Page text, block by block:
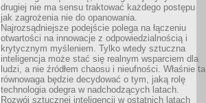
drugiej nie ma sensu traktować każdego postępu
jak zagrożenia nie do opanowania.
Najrozsądniejsze podejście polega na łączeniu
otwartości na innowacje z odpowiedzialnością i
krytycznym myśleniem. Tylko wtedy sztuczna
inteligencja może stać się realnym wsparciem dla
ludzi, a nie źródłem chaosu i nieufności. Właśnie ta
równowaga będzie decydować o tym, jaką rolę
technologia odegra w nadchodzących latach.
Rozwój sztucznej inteligencji w ostatnich latach